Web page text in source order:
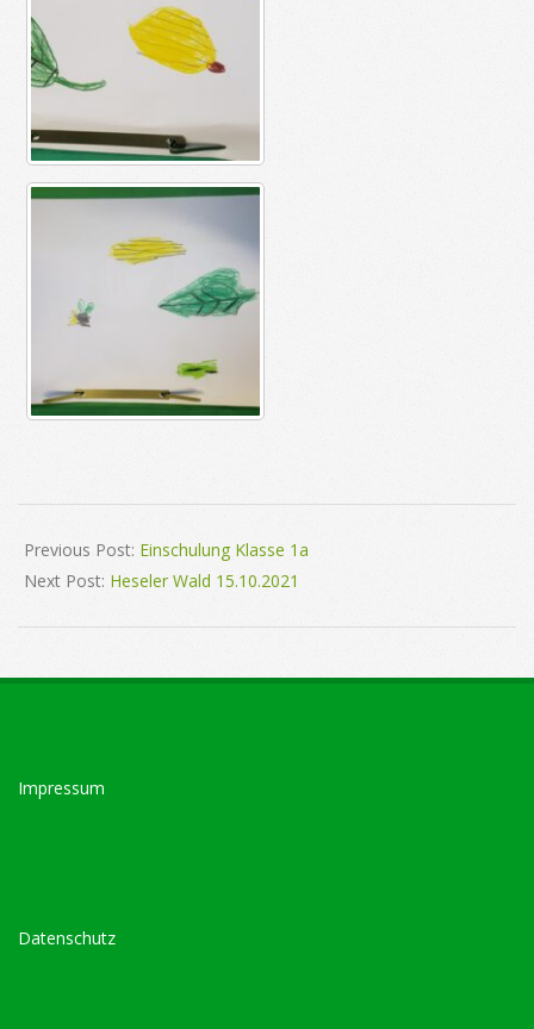
10-
26
Previous Post: Einschulung Klasse 1a
Next Post: Heseler Wald 15.10.2021
Impressum
Datenschutz